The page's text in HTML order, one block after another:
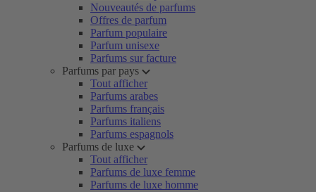
Nouveautés de parfums
Offres de parfum
Parfum populaire
Parfum unisexe
Parfums sur facture
Parfums par pays
Tout afficher
Parfums arabes
Parfums français
Parfums italiens
Parfums espagnols
Parfums de luxe
Tout afficher
Parfums de luxe femme
Parfums de luxe homme